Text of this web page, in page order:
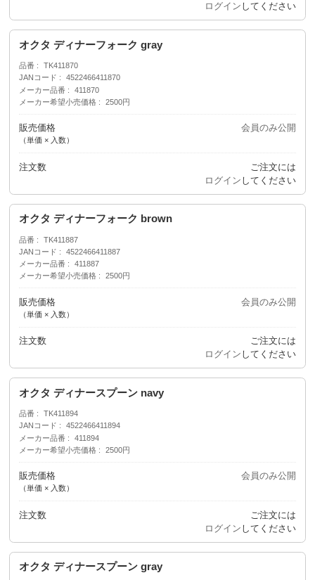
ログイン してください
オクタ ディナーフォーク gray
品番
TK411870
JANコード
4522466411870
メーカー品番
411870
メーカー希望小売価格
2500円
販売価格
（単価 × 入数）
会員のみ公開
注文数
ご注文には
ログイン してください
オクタ ディナーフォーク brown
品番
TK411887
JANコード
4522466411887
メーカー品番
411887
メーカー希望小売価格
2500円
販売価格
（単価 × 入数）
会員のみ公開
注文数
ご注文には
ログイン してください
オクタ ディナースプーン navy
品番
TK411894
JANコード
4522466411894
メーカー品番
411894
メーカー希望小売価格
2500円
販売価格
（単価 × 入数）
会員のみ公開
注文数
ご注文には
ログイン してください
オクタ ディナースプーン gray